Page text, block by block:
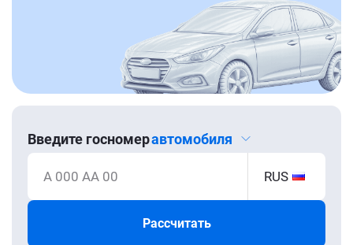
Введите госномеравтомобиля
А 000 АА 00 RUS
Рассчитать